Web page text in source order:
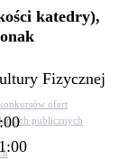
ofert
publicznych
katedry),
Fizycznej